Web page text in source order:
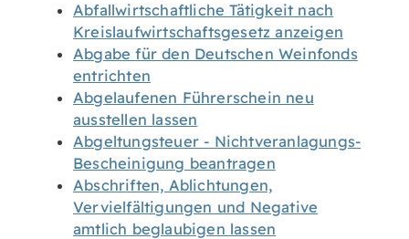
Abfallwirtschaftliche Tätigkeit nach
Kreislaufwirtschaftsgesetz anzeigen
Abgabe für den Deutschen Weinfonds
entrichten
Abgelaufenen Führerschein neu
ausstellen lassen
Abgeltungsteuer - Nichtveranlagungs-
Bescheinigung beantragen
Abschriften, Ablichtungen,
Vervielfältigungen und Negative
amtlich beglaubigen lassen